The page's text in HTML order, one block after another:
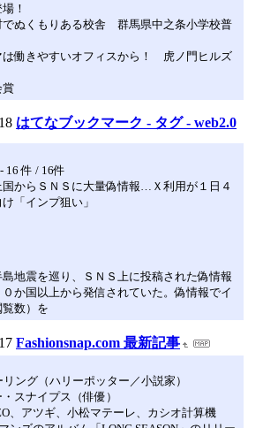
！
でぬくもりある校舎 群馬県中之条小学校普
は働きやすいオフィスから！ 虎ノ門ヒルズ
賞
はてなブックマーク - タグ - web2.0
16 件 / 16件
からＳＮＳに大量偽情報…Ｘ利用が１日４
「インプ狙い」
島地震を巡り、ＳＮＳ上に投稿された偽情報
か国以上から発信されていた。偽情報でイ
数）を
Fashionsnap.com 最新記事
ング（ハリーポッター／小説家）
スナイプス（俳優）
、アツギ、小松マテーレ、カシオ計算機